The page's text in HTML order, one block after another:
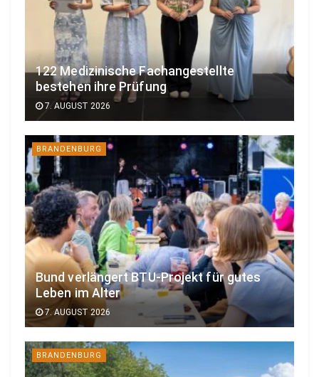
122 Medizinische Fachangestellte
bestehen ihre Prüfung
7. AUGUST 2026
BRANDENBURG
Bund verlängert BTU-Projekt für gutes
Leben im Alter
7. AUGUST 2026
BRANDENBURG